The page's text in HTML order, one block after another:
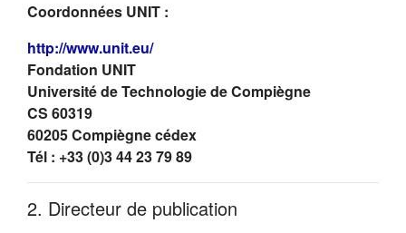
Coordonnées UNIT :
http://www.unit.eu/(s'ouvre dans un nouvel onglet)
Fondation UNIT
Université de Technologie de Compiègne
CS 60319
60205 Compiègne cédex
Tél : +33 (0)3 44 23 79 89
2. Directeur de publication